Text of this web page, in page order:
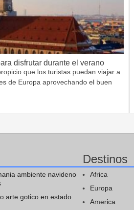
disfrutar durante el verano
que los turistas puedan viajar a
de Europa aprovechando el buen
ambiente navideno
arte gotico en estado
Destinos
Africa
Europa
America